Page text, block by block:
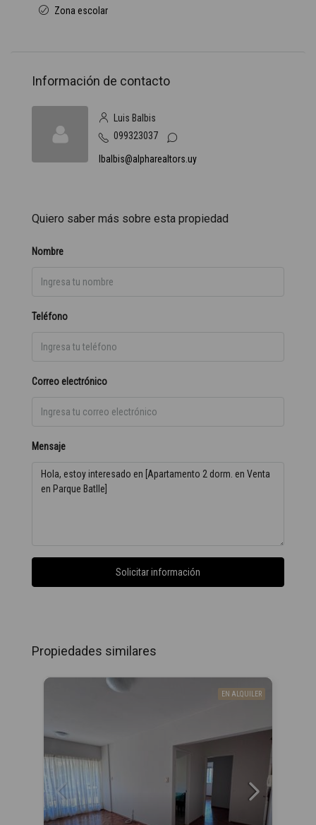
Zona escolar
Información de contacto
Luis Balbis
099323037
lbalbis@alpharealtors.uy
Quiero saber más sobre esta propiedad
Nombre
Teléfono
Correo electrónico
Mensaje
Solicitar información
Propiedades similares
EN ALQUILER